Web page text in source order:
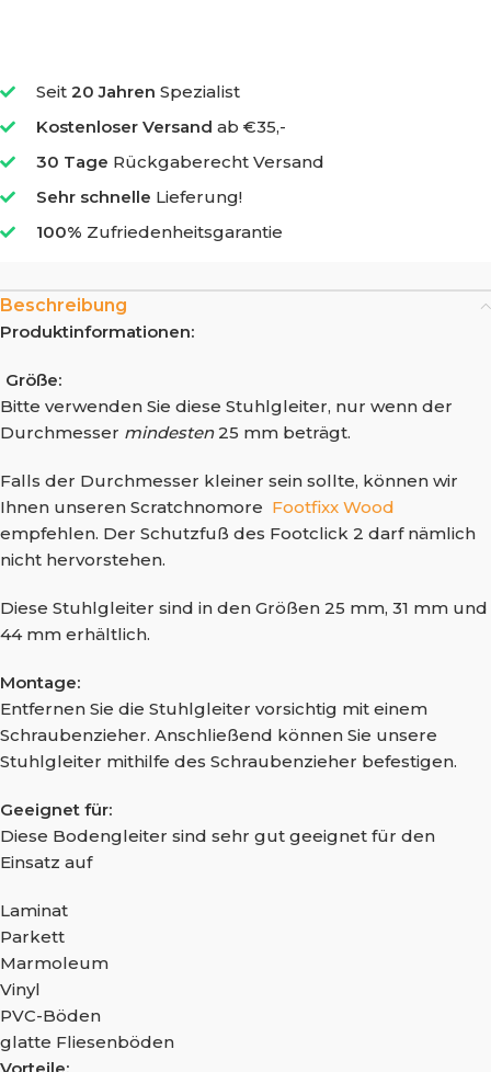
Seit 20 Jahren Spezialist
Kostenloser Versand ab €35,-
30 Tage Rückgaberecht Versand
Sehr schnelle Lieferung!
100% Zufriedenheitsgarantie
Beschreibung
Produktinformationen:
Größe:
Bitte verwenden Sie diese Stuhlgleiter, nur wenn der
Durchmesser mindesten25 mm beträgt.
Falls der Durchmesser kleiner sein sollte, können wir
Ihnen unseren Scratchnomore Footfixx Wood
empfehlen. Der Schutzfuß des Footclick 2 darf nämlich
nicht hervorstehen.
Diese Stuhlgleiter sind in den Größen 25 mm, 31 mm und
44 mm erhältlich.
Montage:
Entfernen Sie die Stuhlgleiter vorsichtig mit einem
Schraubenzieher. Anschließend können Sie unsere
Stuhlgleiter mithilfe des Schraubenzieher befestigen.
Geeignet für:
Diese Bodengleiter sind sehr gut geeignet für den
Einsatz auf
Laminat
Parkett
Marmoleum
Vinyl
PVC-Böden
glatte Fliesenböden
Vorteile: